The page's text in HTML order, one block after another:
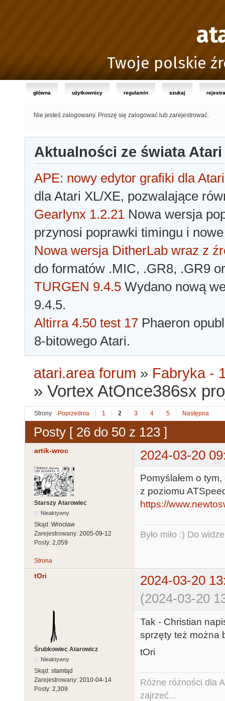
Twoje polskie
główna użytkownicy regulamin szukaj
Nie jesteś zalogowany. Proszę się zalogować lub zarejestrować.
Aktualności ze świata Atari
APE: nowy edytor grafiki dla Atari
dla Atari XL/XE, pozwalające
Gearlynx 1.2.21 Nowa wersja
przynosi poprawki timingu i
Nowa wersja DitherLab wraz z
do formatów .MIC, .GR8, .GR9
TURGEN 9.4.5 Wydano nową
9.4.5.
Altirra 4.50 test 17 Phaeron
8-bitowego Atari.
atari.area forum » Fabryka -
»Vortex AtOnce386sx
Strony Poprzednia 1 2 3 4 5 Następna
Posty [ 26 do 50 z 123 ]
artik-wroc 2024-03-20
Starszy Atarowiec
Nieaktywny
Skąd: Wrocław
Zarejestrowany: 2005-09-12
Posty: 2,059
Pomyślałem o
z poziomu
https://
Było miło :) Do
Strona
tOri
2024-03-20
(2024-03-20
Śrubkowiec Atarowicz
Nieaktywny
Skąd: stamtąd
Zarejestrowany: 2010-04-14
Posty: 2,309
Tak - Christian
sprzęty też można
tOri
Różne różności dla
zajrzeć...